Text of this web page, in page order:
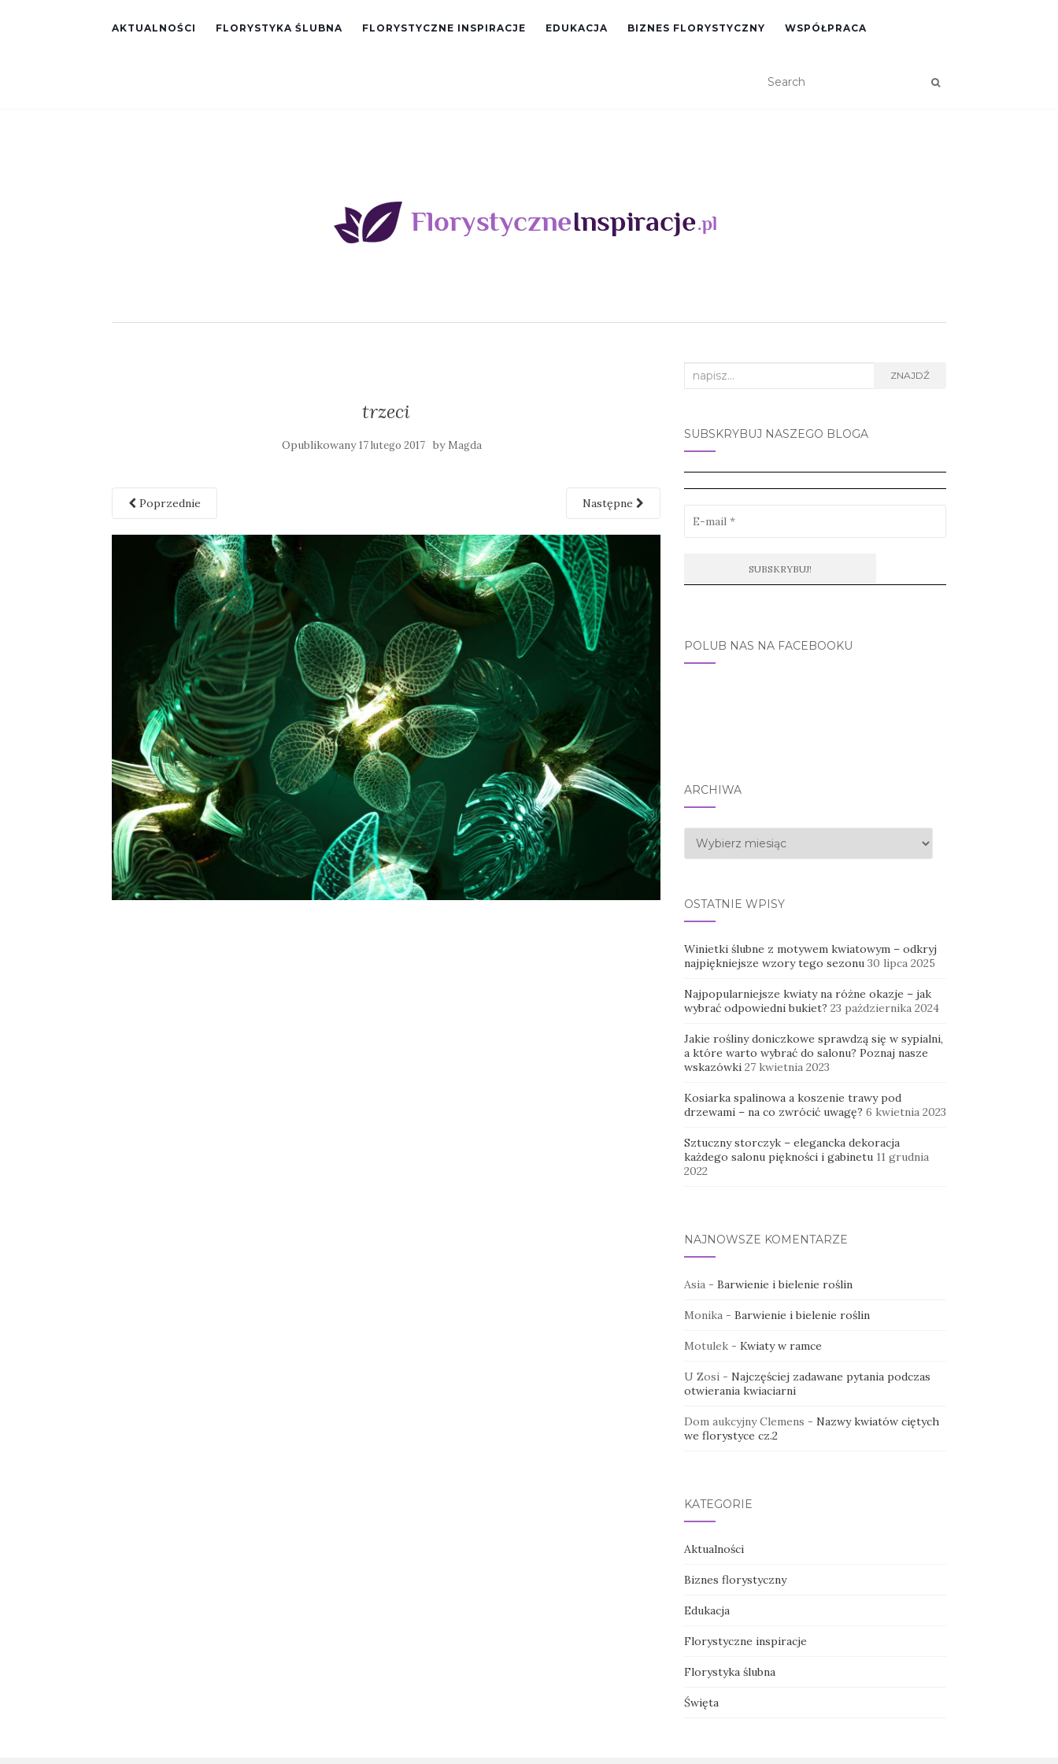
AKTUALNOŚCI FLORYSTYKA ŚLUBNA FLORYSTYCZNE INSPIRACJE EDUKACJA BIZNES FLORYSTYCZNY WSPÓŁPRACA
trzeci
Opublikowany17 lutego 2017 by Magda
Poprzednie Następne
Search
ZNAJDŹ
SUBSKRYBUJ NASZEGO BLOGA
POLUB NAS NA FACEBOOKU
ARCHIWA
Archiwa
OSTATNIE WPISY
Winietki ślubne z motywem kwiatowym – odkryj
najpiękniejsze wzory tego sezonu 30 lipca 2025
Najpopularniejsze kwiaty na różne okazje – jak
wybrać odpowiedni bukiet? 23 października 2024
Jakie rośliny doniczkowe sprawdzą się w sypialni,
a które warto wybrać do salonu? Poznaj nasze
wskazówki 27 kwietnia 2023
Kosiarka spalinowa a koszenie trawy pod
drzewami – na co zwrócić uwagę? 6 kwietnia 2023
Sztuczny storczyk – elegancka dekoracja
każdego salonu piękności i gabinetu 11 grudnia
2022
NAJNOWSZE KOMENTARZE
Asia- Barwienie i bielenie roślin
Monika- Barwienie i bielenie roślin
Motulek- Kwiaty w ramce
U Zosi- Najczęściej zadawane pytania podczas
otwierania kwiaciarni
Dom aukcyjny Clemens - Nazwy kwiatów ciętych
we florystyce cz.2
KATEGORIE
Aktualności
Biznes florystyczny
Edukacja
Florystyczne inspiracje
Florystyka ślubna
Święta